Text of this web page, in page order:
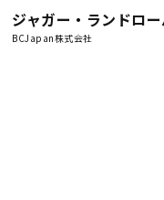
ジャガー・ランドロ
BCJapan株式会社